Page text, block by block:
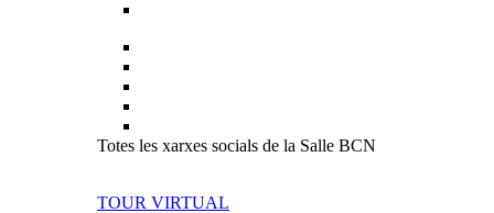
Totes les xarxes socials de la Salle BCN
TOUR VIRTUAL